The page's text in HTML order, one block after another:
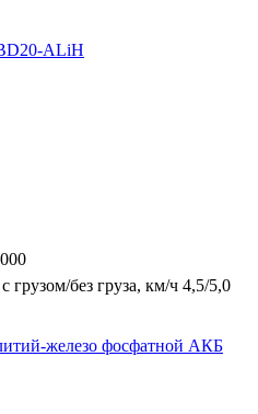
ALiH
грузом/без груза, км/ч 4,5/5,0
железо фосфатной АКБ